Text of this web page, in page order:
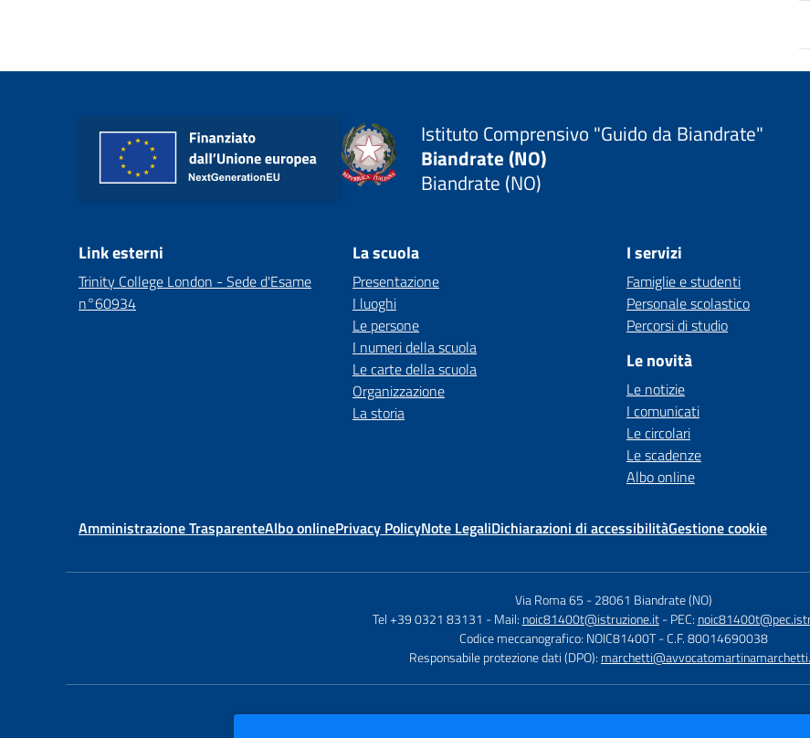
Istituto Comprensivo "Guido da Biandrate"
Biandrate (NO)
Biandrate (NO)
Link esterni
Trinity College London - Sede d'Esame
n°60934
La scuola
Presentazione
I luoghi
Le persone
I numeri della scuola
Le carte della scuola
Organizzazione
La storia
I servizi
Famiglie e studenti
Personale scolastico
Percorsi di studio
Le novità
Le notizie
I comunicati
Le circolari
Le scadenze
Albo online
Amministrazione TrasparenteAlbo onlinePrivacy PolicyNote LegaliDichiarazioni di accessibilitàGestione cookie
Via Roma 65 -28061 Biandrate (NO)
Tel +39 0321 83131 - Mail: noic81400t@istruzione.it - PEC:
Codice meccanografico: NOIC81400T- C.F. 80014690038
Responsabile protezione dati (DPO):